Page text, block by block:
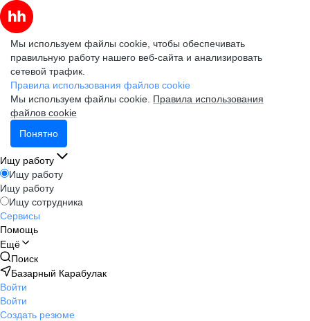
Мы используем файлы cookie, чтобы обеспечивать
правильную работу нашего веб-сайта и анализировать
сетевой трафик.
Правила использования файлов cookie
Мы используем файлы cookie. Правила использования
файлов cookie
Понятно
Ищу работу
Ищу работу
Ищу работу
Ищу сотрудника
Сервисы
Помощь
Ещё
Поиск
Базарный Карабулак
Войти
Войти
Создать резюме